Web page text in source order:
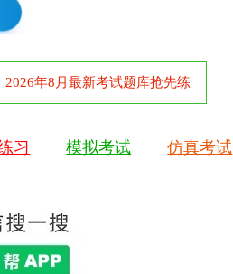
2026年8月最新考试题库抢先练
习 模拟考试 仿真考试